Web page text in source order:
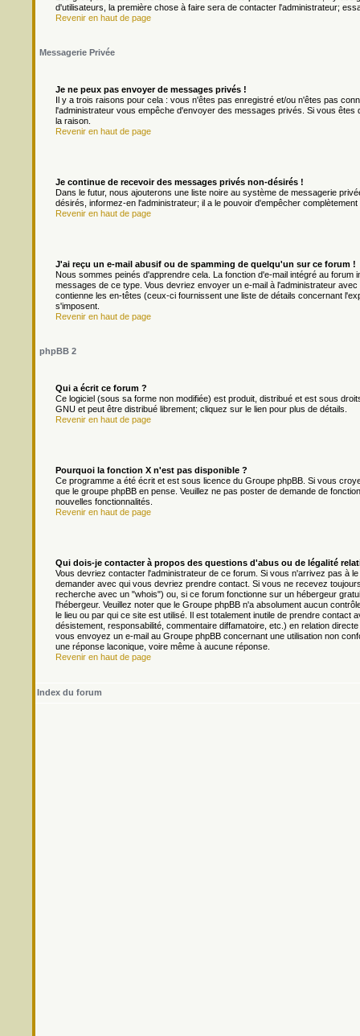
d'utilisateurs, la première chose à faire sera de contacter l'administrateur;
Revenir en haut de page
Messagerie Privée
Je ne peux pas envoyer de messages privés !
Il y a trois raisons pour cela : vous n'êtes pas enregistré et/ou n'êtes pas
l'administrateur vous empêche d'envoyer des messages privés. Si vous
la raison.
Revenir en haut de page
Je continue de recevoir des messages privés non-désirés !
Dans le futur, nous ajouterons une liste noire au système de messagerie
désirés, informez-en l'administrateur; il a le pouvoir d'empêcher
Revenir en haut de page
J'ai reçu un e-mail abusif ou de spamming de quelqu'un sur ce forum !
Nous sommes peinés d'apprendre cela. La fonction d'e-mail intégré au
messages de ce type. Vous devriez envoyer un e-mail à l'administrateur
contienne les en-têtes (ceux-ci fournissent une liste de détails concernant
s'imposent.
Revenir en haut de page
phpBB 2
Qui a écrit ce forum ?
Ce logiciel (sous sa forme non modifiée) est produit, distribué et est sous
GNU et peut être distribué librement; cliquez sur le lien pour plus de détails.
Revenir en haut de page
Pourquoi la fonction X n'est pas disponible ?
Ce programme a été écrit et est sous licence du Groupe phpBB. Si vous
que le groupe phpBB en pense. Veuillez ne pas poster de demande de
nouvelles fonctionnalités.
Revenir en haut de page
Qui dois-je contacter à propos des questions d'abus ou de légalité
Vous devriez contacter l'administrateur de ce forum. Si vous n'arrivez pas à
demander avec qui vous devriez prendre contact. Si vous ne recevez
recherche avec un "whois") ou, si ce forum fonctionne sur un hébergeur
l'hébergeur. Veuillez noter que le Groupe phpBB n'a absolument aucun
le lieu ou par qui ce site est utilisé. Il est totalement inutile de prendre
désistement, responsabilité, commentaire diffamatoire, etc.) en relation
vous envoyez un e-mail au Groupe phpBB concernant une utilisation non
une réponse laconique, voire même à aucune réponse.
Revenir en haut de page
Index du forum